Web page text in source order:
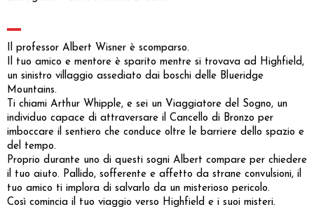
Il professor Albert Wisner è scomparso.
Il tuo amico e mentore è sparito mentre si trovava ad Highfield,
un sinistro villaggio assediato dai boschi delle Blueridge
Mountains.
Ti chiami Arthur Whipple, e sei un Viaggiatore del Sogno, un
individuo capace di attraversare il Cancello di Bronzo per
imboccare il sentiero che conduce oltre le barriere dello spazio e
del tempo.
Proprio durante uno di questi sogni Albert compare per chiedere
il tuo aiuto. Pallido, sofferente e affetto da strane convulsioni, il
tuo amico ti implora di salvarlo da un misterioso pericolo.
Così comincia il tuo viaggio verso Highfield e i suoi misteri.